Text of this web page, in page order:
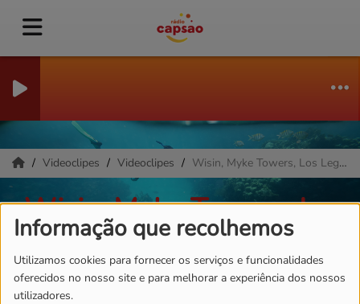
Informação que recolhemos
Utilizamos cookies para fornecer os serviços e funcionalidades
oferecidos no nosso site e para melhorar a experiência dos nossos
utilizadores.
Videoclipes Videoclipes Wisin, Myke Towers, Los Legendarios - Mi Niña
Wisin, Myke Towers, Los
Legendarios - Mi Niña